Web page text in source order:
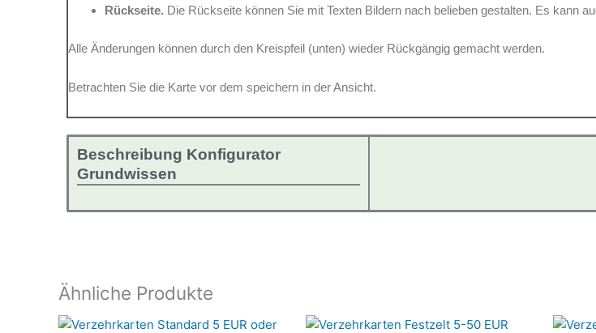
Rückseite. Die Rückseite können Sie mit Texten Bildern nach belieben gestalten. Es kann
Alle Änderungen können durch den Kreispfeil (unten) wieder Rückgängig gemacht werden.
Betrachten Sie die Karte vor dem speichern in der Ansicht.
Beschreibung Konfigurator
Grundwissen
Ähnliche Produkte
Dieses
Dieses